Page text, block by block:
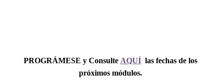
PROGRÁMESE y Consulte AQUÍ las fechas de los
próximos módulos.